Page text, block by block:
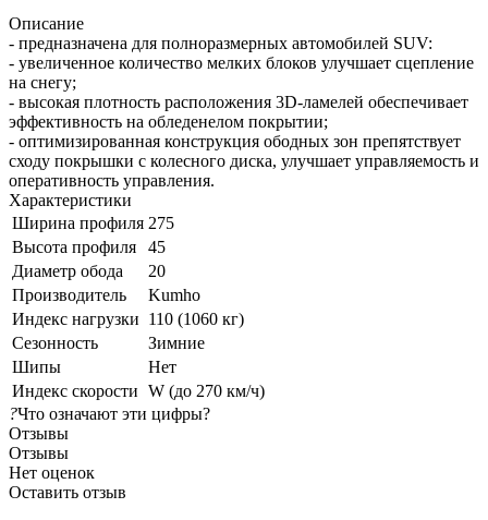
Описание
- предназначена для полноразмерных автомобилей SUV:
- увеличенное количество мелких блоков улучшает сцепление
на снегу;
- высокая плотность расположения 3D-ламелей обеспечивает
эффективность на обледенелом покрытии;
- оптимизированная конструкция ободных зон препятствует
сходу покрышки с колесного диска, улучшает управляемость и
оперативность управления.
Характеристики
Ширина профиля 275
Высота профиля
45
Диаметр обода
20
Производитель
Kumho
Индекс нагрузки 110 (1060 кг)
Сезонность
Зимние
Шипы
Нет
Индекс скорости W (до 270 км/ч)
?Что означают эти цифры?
Отзывы
Отзывы
Нет оценок
Оставить отзыв